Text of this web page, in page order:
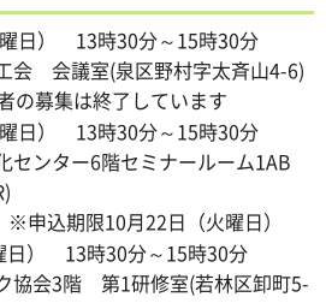
日） 13時30分～15時30分
会 会議室(泉区野村字太斉山4-6)
募集は終了しています
日） 13時30分～15時30分
センター6階セミナールーム1AB
申込期限10月22日（火曜日）
日） 13時30分～15時30分
協会3階 第1研修室(若林区卸町5-